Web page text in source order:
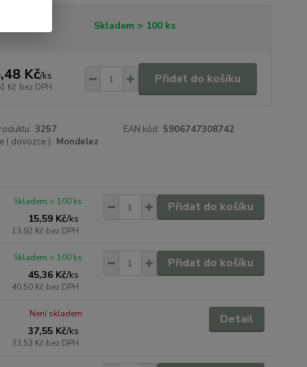
Skladem > 100 ks
Kč/ks
Kč bez DPH
Přidat do košíku
3257 EAN kód: 5906747308742
( dovozce ): Mondelez
15,59 Kč/ks
13,92 Kč bez DPH
Skladem > 100 ks Přidat do košíku
45,36 Kč/ks
40,50 Kč bez DPH
Skladem > 100 ks Přidat do košíku
37,55 Kč/ks
33,53 Kč bez DPH
Není skladem Detail